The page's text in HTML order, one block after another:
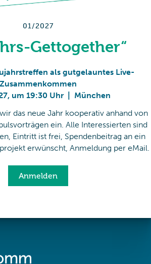
01/2027
Gettogether“
als gutgelauntes Live-
Zusammenkommen
, um 19:30 Uhr
München
das neue Jahr kooperativ anhand von
ein. Alle Interessierten sind
Eintritt ist frei, Spendenbeitrag an ein
erwünscht, Anmeldung per eMail.
Anmelden